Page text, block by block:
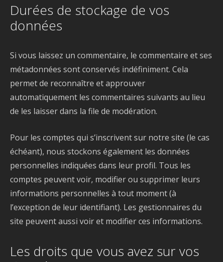
Durées de stockage de vos
données
Si vous laissez un commentaire, le commentaire et ses
métadonnées sont conservés indéfiniment. Cela
permet de reconnaître et approuver
automatiquement les commentaires suivants au lieu
de les laisser dans la file de modération.
Pour les comptes qui s’inscrivent sur notre site (le cas
échéant), nous stockons également les données
personnelles indiquées dans leur profil. Tous les
comptes peuvent voir, modifier ou supprimer leurs
informations personnelles à tout moment (à
l’exception de leur identifiant). Les gestionnaires du
site peuvent aussi voir et modifier ces informations.
Les droits que vous avez sur vos